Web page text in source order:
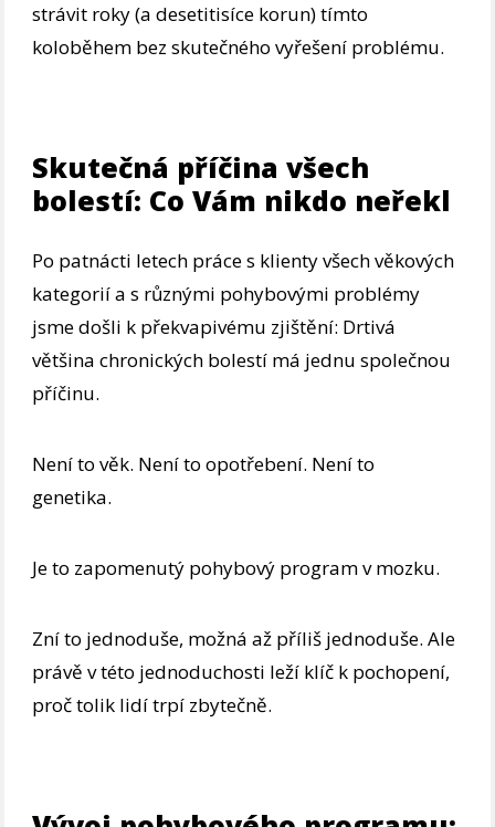
strávit roky (a desetitisíce korun) tímto
koloběhem bez skutečného vyřešení problému.
Skutečná příčina všech
bolestí: Co Vám nikdo neřekl
Po patnácti letech práce s klienty všech věkových
kategorií a s různými pohybovými problémy
jsme došli k překvapivému zjištění: Drtivá
většina chronických bolestí má jednu společnou
příčinu.
Není to věk. Není to opotřebení. Není to
genetika.
Je to zapomenutý pohybový program v mozku.
Zní to jednoduše, možná až příliš jednoduše. Ale
právě v této jednoduchosti leží klíč k pochopení,
proč tolik lidí trpí zbytečně.